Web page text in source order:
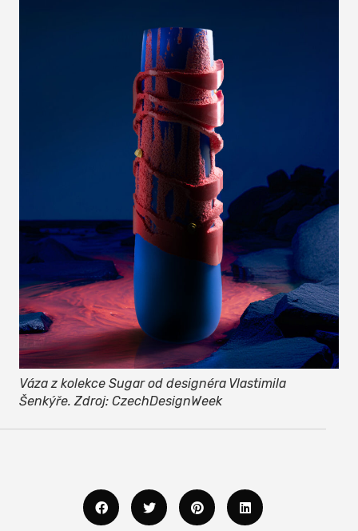
Váza z kolekce Sugar od designéra Vlastimila
Šenkýře. Zdroj: CzechDesignWeek